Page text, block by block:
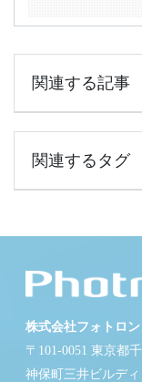
関連する記事
関連するタグ
株式会社フォトロ
〒101-0051 東京都
神保町三井ビルデ